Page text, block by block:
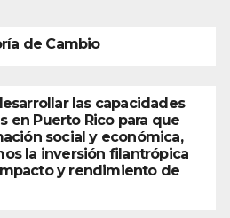
de Cambio
las capacidades
en Puerto Rico para que
social y económica,
la inversión filantrópica
y rendimiento de